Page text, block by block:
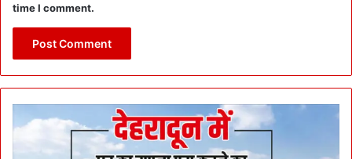
time I comment.